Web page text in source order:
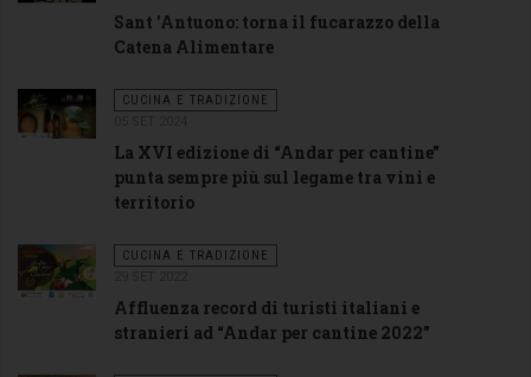
Sant 'Antuono: torna il fucarazzo della
Catena Alimentare
CUCINA E TRADIZIONE
La XVI edizione di “Andar per cantine”
punta sempre più sul legame tra vini e
territorio
CUCINA E TRADIZIONE
Affluenza record di turisti italiani e
stranieri ad “Andar per cantine 2022”